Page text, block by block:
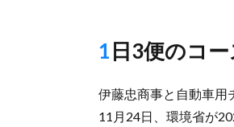
1日3便のコ
伊藤忠商事と自動車用
11月24日、環境省が